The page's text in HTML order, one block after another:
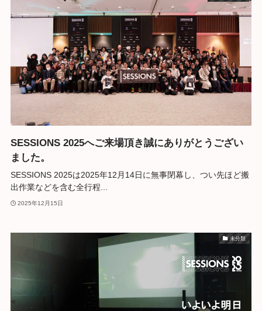
SESSIONS 2025へご来場頂き誠にありがとうござい
ました。
SESSIONS 2025は2025年12月14日に無事閉幕し、つい先ほど搬
出作業などを含む全行程...
2025年12月15日
未分類